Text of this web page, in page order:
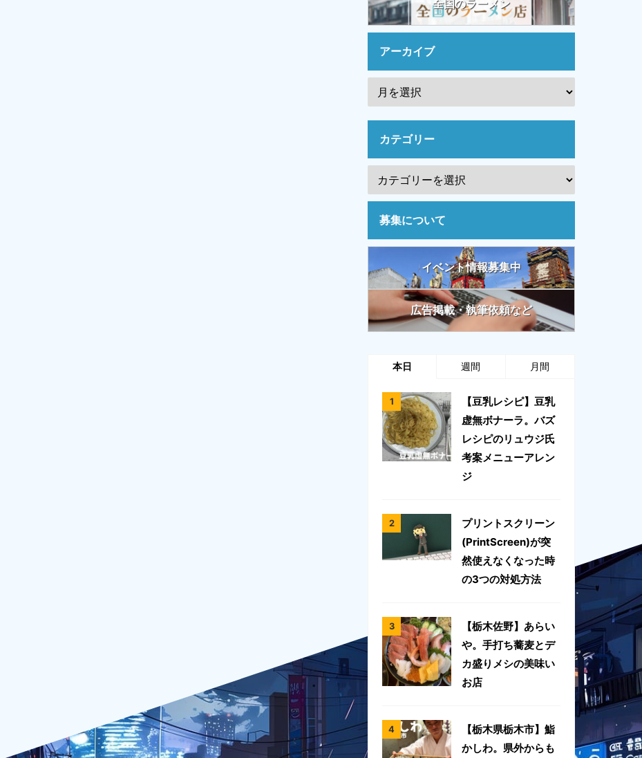
全国のラーメン
アーカイブ
カテゴリー
募集について
イベント情報募集中
広告掲載・執筆依頼など
本日 週間 月間
【豆乳レシピ】豆乳
虚無ボナーラ。バズ
レシピのリュウジ氏
考案メニューアレン
ジ
プリントスクリーン
(PrintScreen)が突
然使えなくなった時
の3つの対処方法
【栃木佐野】あらい
や。手打ち蕎麦とデ
カ盛りメシの美味い
お店
【栃木県栃木市】鮨
かしわ。県外からも